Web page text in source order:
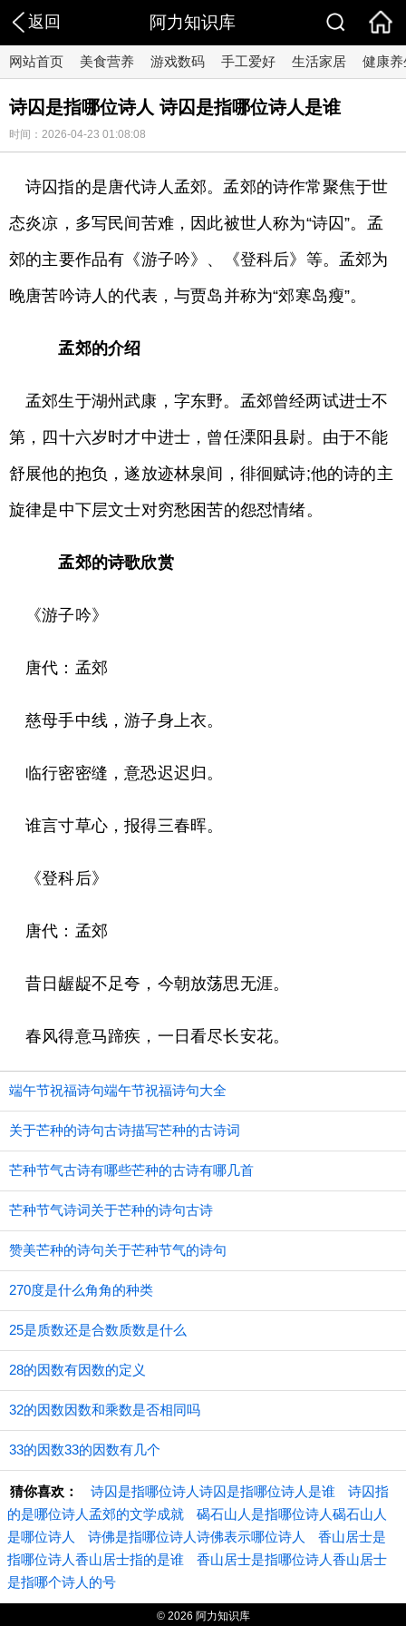
返回 阿力知识库
网站首页 美食营养 游戏数码 手工爱好 生活家居 健康养
诗囚是指哪位诗人 诗囚是指哪位诗人是谁
时间：2026-04-23 01:08:08
诗囚指的是唐代诗人孟郊。孟郊的诗作常聚焦于世
态炎凉，多写民间苦难，因此被世人称为“诗囚”。孟
郊的主要作品有《游子吟》、《登科后》等。孟郊为
晚唐苦吟诗人的代表，与贾岛并称为“郊寒岛瘦”。
孟郊的介绍
孟郊生于湖州武康，字东野。孟郊曾经两试进士不
第，四十六岁时才中进士，曾任溧阳县尉。由于不能
舒展他的抱负，遂放迹林泉间，徘徊赋诗;他的诗的主
旋律是中下层文士对穷愁困苦的怨怼情绪。
孟郊的诗歌欣赏
《游子吟》
唐代：孟郊
慈母手中线，游子身上衣。
临行密密缝，意恐迟迟归。
谁言寸草心，报得三春晖。
《登科后》
唐代：孟郊
昔日龌龊不足夸，今朝放荡思无涯。
春风得意马蹄疾，一日看尽长安花。
端午节祝福诗句端午节祝福诗句大全
关于芒种的诗句古诗描写芒种的古诗词
芒种节气古诗有哪些芒种的古诗有哪几首
芒种节气诗词关于芒种的诗句古诗
赞美芒种的诗句关于芒种节气的诗句
270度是什么角角的种类
25是质数还是合数质数是什么
28的因数有因数的定义
32的因数因数和乘数是否相同吗
33的因数33的因数有几个
猜你喜欢： 诗囚是指哪位诗人诗囚是指哪位诗人是谁
诗囚指
的是哪位诗人孟郊的文学成就
碣石山人是指哪位诗人碣石山人
是哪位诗人
诗佛是指哪位诗人诗佛表示哪位诗人
香山居士是
指哪位诗人香山居士指的是谁
香山居士是指哪位诗人香山居士
是指哪个诗人的号
© 2026 阿力知识库